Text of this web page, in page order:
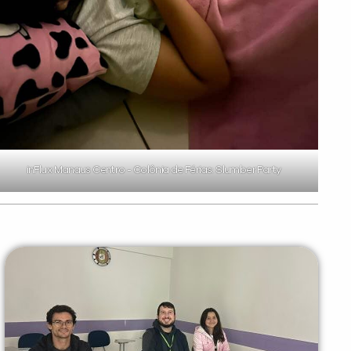
inFlux Manaus Centro - Colônia de Férias: Slumber Party